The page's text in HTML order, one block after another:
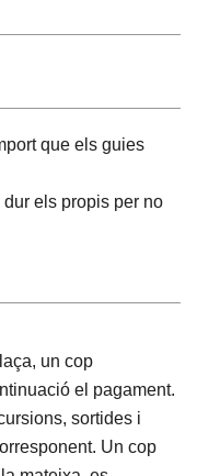
que els guies
els propis per no
un cop
el pagament.
sortides i
Un cop